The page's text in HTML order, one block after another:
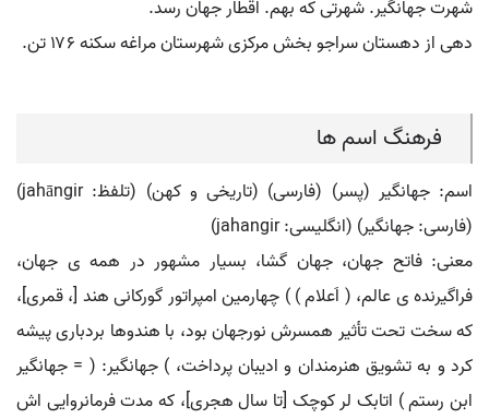
شهرت جهانگیر. شهرتی که بهم. اقطار جهان رسد.
دهی از دهستان سراجو بخش مرکزی شهرستان مراغه سکنه ۱۷۶ تن.
فرهنگ اسم ها
اسم: جهانگیر (پسر) (فارسی) (تاریخی و کهن) (تلفظ: jahāngir)
(فارسی: جهانگير) (انگلیسی: jahangir)
معنی: فاتح جهان، جهان گشا، بسیار مشهور در همه ی جهان،
فراگیرنده ی عالم، ( اَعلام ) ) چهارمین امپراتور گورکانی هند [، قمری]،
که سخت تحت تأثیر همسرش نورجهان بود، با هندوها بردباری پیشه
کرد و به تشویق هنرمندان و ادیبان پرداخت، ) جهانگیر: ( = جهانگیر
ابن رستم ) اتابک لر کوچک [تا سال هجری]، که مدت فرمانروایی اش